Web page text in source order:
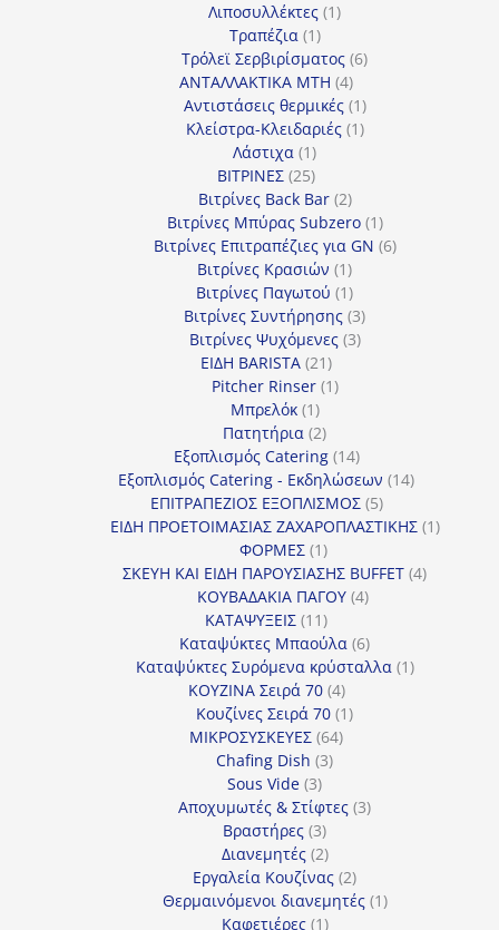
προϊόντα
Λιποσυλλέκτες 11
Τραπέζια 11
προϊόν
Τρόλεϊ Σερβιρίσματος 66
ΑΝΤΑΛΛΑΚΤΙΚΑ MTH 44
προϊόντα
Αντιστάσεις θερμικές 11
προϊόν
Κλείστρα-Κλειδαριές 11
Λάστιχα 11
προϊόν
ΒΙΤΡΙΝΕΣ 2525
προϊόντα
Βιτρίνες Back Bar 22
προϊόντα
Βιτρίνες Mπύρας Subzero 11
προϊόν
Βιτρίνες Επιτραπέζιες για GN 66
Βιτρίνες Κρασιών 11
προϊόν
Βιτρίνες Παγωτού 11
προϊόν
Βιτρίνες Συντήρησης 33
προϊόντα
Βιτρίνες Ψυχόμενες 33
ΕΙΔΗ BARISTA 2121
προϊόντα
Pitcher Rinser 11
Μπρελόκ 11
προϊόν
Πατητήρια 22
προϊόντα
Εξοπλισμός Catering 1414
προϊόντα
Εξοπλισμός Catering - Εκδηλώσεων 1414
ΕΠΙΤΡΑΠΕΖΙΟΣ ΕΞΟΠΛΙΣΜΟΣ 55
προϊόντα
ΕΙΔΗ ΠΡΟΕΤΟΙΜΑΣΙΑΣ ΖΑΧΑΡΟΠΛΑΣΤΙΚΗΣ 11
ΦΟΡΜΕΣ 11
προϊόν
ΣΚΕΥΗ ΚΑΙ ΕΙΔΗ ΠΑΡΟΥΣΙΑΣΗΣ BUFFET 44
ΚΟΥΒΑΔΑΚΙΑ ΠΑΓΟΥ 44
ΚΑΤΑΨΥΞΕΙΣ 1111
προϊόντα
Καταψύκτες Μπαούλα 66
προϊόντα
Καταψύκτες Συρόμενα κρύσταλλα 11
ΚΟΥΖΙΝΑ Σειρά 70 44
προϊόντα
Κουζίνες Σειρά 70 11
ΜΙΚΡΟΣΥΣΚΕΥΕΣ 6464
Chafing Dish 33
Sous Vide 33
προϊόντα
Αποχυμωτές & Στίφτες 33
Βραστήρες 33
προϊόντα
Διανεμητές 22
προϊόντα
Εργαλεία Κουζίνας 22
προϊόντα
Θερμαινόμενοι διανεμητές 11
Καφετιέρες 11